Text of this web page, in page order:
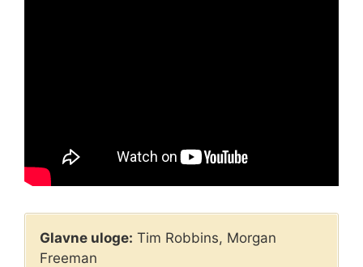
Glavne uloge: Tim Robbins, Morgan
Freeman